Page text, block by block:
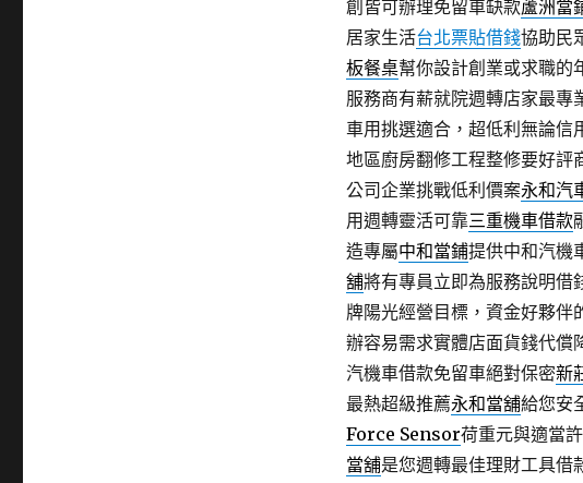
創皆可辦理免留車缺款蘆洲當
居家生活台北票貼借錢協助民
板餐桌幫你設計創業或求職的
服務商有薪就院週轉店家最專
車用挑選適合，超低利無論信
地區廚房翻修工程整修要好評
公司企業挑戰低利價案永和汽
用週轉靈活可靠三重機車借款
造專屬中和當鋪提供中和汽機
舖將有專員立即為服務說明借
牌陽光經營目標，資金好夥伴
辦容易需求實體店面貨錢代償
汽機車借款免留車絕對保密新
最熱超級推薦永和當舖給您安
Force Sensor荷重元與適當
當舖是您週轉最佳理財工具借